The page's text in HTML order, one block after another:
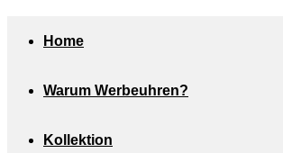
Home
Warum Werbeuhren?
Kollektion